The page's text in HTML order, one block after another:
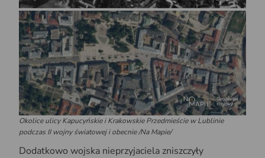
Okolice ulicy Kapucyńskie i Krakowskie Przedmieście w Lublinie
podczas II wojny światowej i obecnie /Na Mapie/
Dodatkowo wojska nieprzyjaciela zniszczyły